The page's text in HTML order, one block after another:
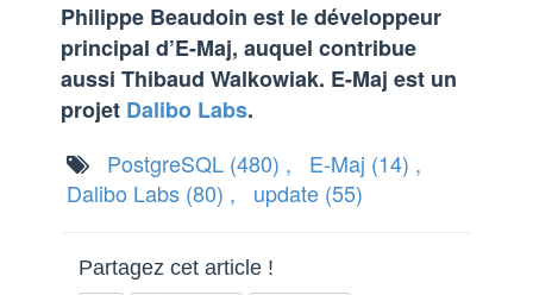
Philippe Beaudoin est le développeur
principal d’E-Maj, auquel contribue
aussi Thibaud Walkowiak. E-Maj est un
projet Dalibo Labs.
PostgreSQL (480) , E-Maj (14) ,
Dalibo Labs (80) , update (55)
Partagez cet article !